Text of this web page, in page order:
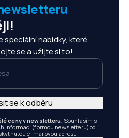
nabídky, které
se a užijte si to!
ceny v newsletteru. Souhlasím s
informací (formou newsletteru) od
e-mailovou adresu.
se k odběru